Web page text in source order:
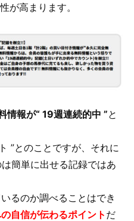
が高まります。
情報が“ 19週連続的中 ”と
”とのことですが、それに
簡単に出せる記録ではあ
るのか調べることはでき
自信が伝わるポイント だ